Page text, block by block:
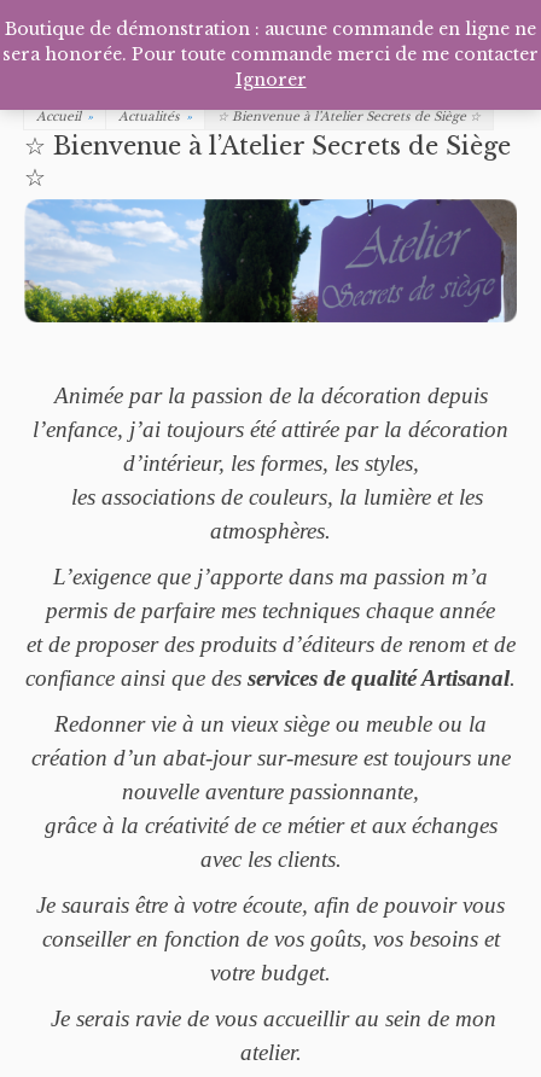
Facebook
Pinterest
Tél
Accueil » Actualités » ☆ Bienvenue à l’Atelier Secrets de Siège ☆
☆ Bienvenue à l’Atelier Secrets de Siège
☆
Animée par la passion de la décoration depuis
l’enfance, j’ai toujours été attirée par la décoration
d’intérieur, les formes, les styles,
les associations de couleurs, la lumière et les
atmosphères.
L’exigence que j’apporte dans ma passion m’a
permis de parfaire mes techniques chaque année
et de proposer des produits d’éditeurs de renom et de
confiance ainsi que des services de qualité Artisanal.
Redonner vie à un vieux siège ou meuble ou la
création d’un abat-jour sur-mesure est toujours une
nouvelle aventure passionnante,
grâce à la créativité de ce métier et aux échanges
avec les clients.
Je saurais être à votre écoute, afin de pouvoir vous
conseiller en fonction de vos goûts, vos besoins et
votre budget.
Je serais ravie de vous accueillir au sein de mon
atelier.
Boutique de démonstration : aucune commande en ligne ne
sera honorée. Pour toute commande merci de me contacter
Ignorer